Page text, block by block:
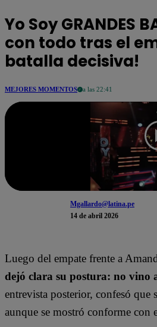
Yo Soy GRANDES
con todo tras el
batalla decisiva!
MEJORES MOMENTOS a las 22:41
Mgallardo@latina.pe
14 de abril 2026
Luego del empate frente a
dejó clara su postura: no vino
entrevista posterior, confesó
aunque se mostró conforme con